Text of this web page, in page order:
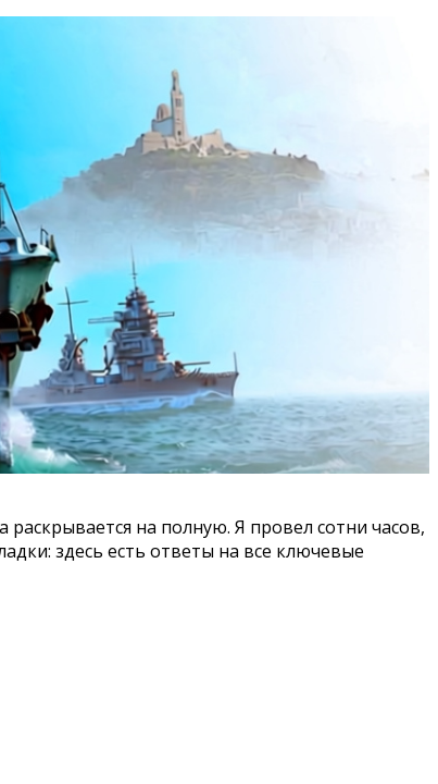
на полную. Я провел сотни часов,
здесь есть ответы на все ключевые